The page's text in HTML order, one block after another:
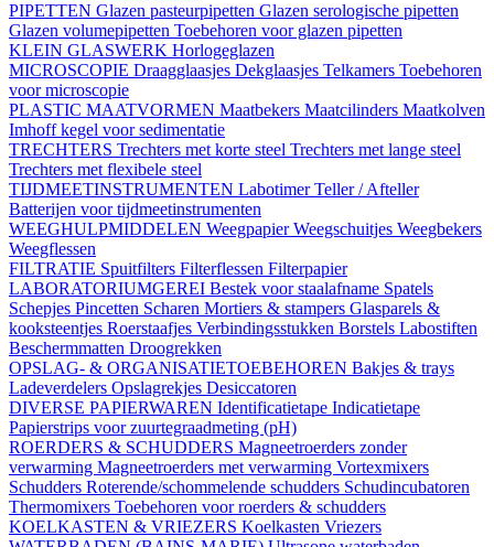
PIPETTEN Glazen pasteurpipetten Glazen serologische pipetten
Glazen volumepipetten Toebehoren voor glazen pipetten
KLEIN GLASWERK Horlogeglazen
MICROSCOPIE Draagglaasjes Dekglaasjes Telkamers Toebehoren
voor microscopie
PLASTIC MAATVORMEN Maatbekers Maatcilinders Maatkolven
Imhoff kegel voor sedimentatie
TRECHTERS Trechters met korte steel Trechters met lange steel
Trechters met flexibele steel
TIJDMEETINSTRUMENTEN LabotimerTeller / Afteller
Batterijen voor tijdmeetinstrumenten
WEEGHULPMIDDELEN WeegpapierWeegschuitjes Weegbekers
Weegflessen
FILTRATIE Spuitfilters Filterflessen Filterpapier
LABORATORIUMGEREI Bestek voor staalafname Spatels
Schepjes Pincetten Scharen Mortiers & stampers Glasparels &
kooksteentjes Roerstaafjes Verbindingsstukken Borstels Labostiften
Beschermmatten Droogrekken
OPSLAG- & ORGANISATIETOEBEHOREN Bakjes & trays
Ladeverdelers Opslagrekjes Desiccatoren
DIVERSE PAPIERWAREN Identificatietape Indicatietape
Papierstrips voor zuurtegraadmeting (pH)
ROERDERS & SCHUDDERS Magneetroerders zonder
verwarming Magneetroerders met verwarming Vortexmixers
Schudders Roterende/schommelende schudders Schudincubatoren
Thermomixers Toebehoren voor roerders & schudders
KOELKASTEN & VRIEZERS Koelkasten Vriezers